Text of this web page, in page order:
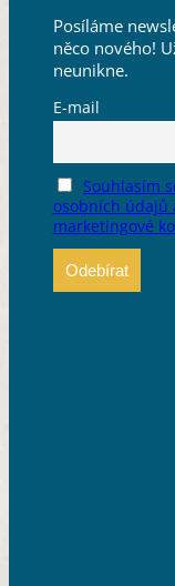
Posíláme
něco nového!
neunikne.
E-mail
Souhlasím
osobních údajů
marketingové